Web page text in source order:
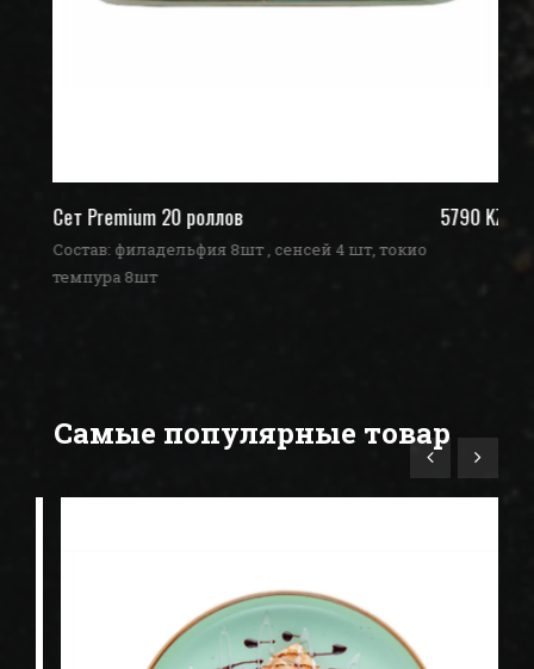
Сет Premium 20 роллов 5790 KZT
Состав: филадельфия 8шт , сенсей 4 шт, токио
темпура 8шт
Самые популярные товар